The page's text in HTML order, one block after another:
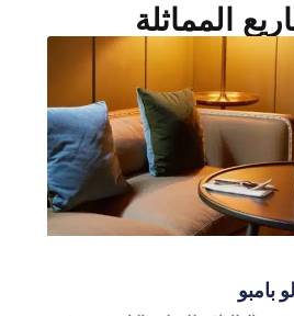
المماثلة
بامبو